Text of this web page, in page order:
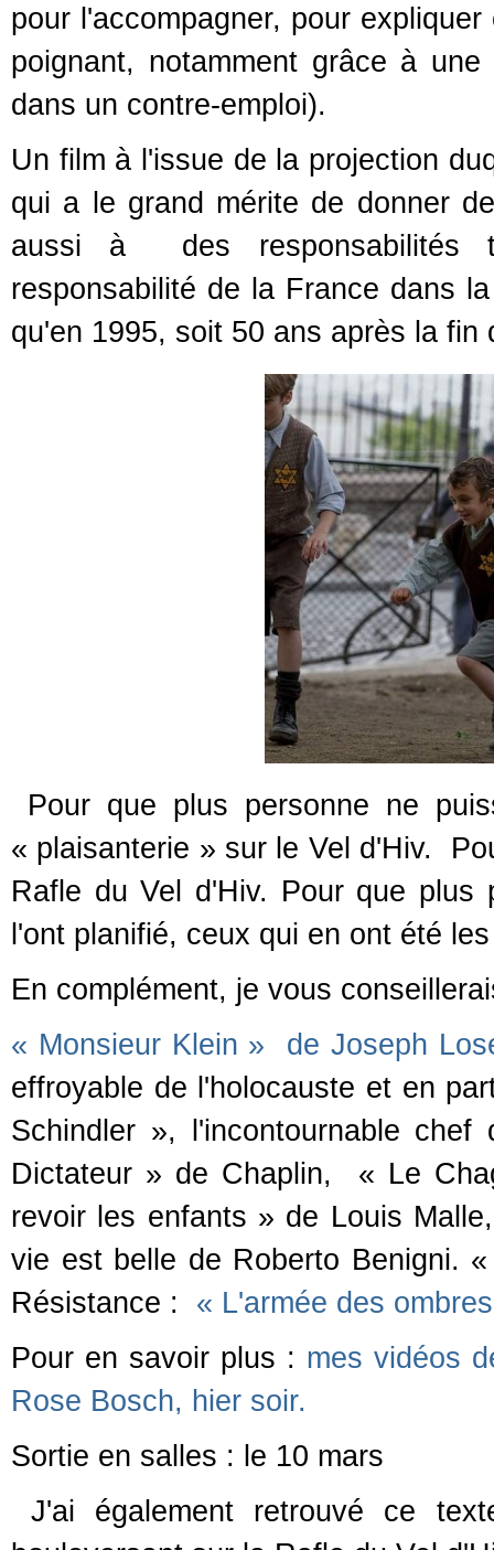
pour l'accompagner, pour
poignant, notamment grâce à
dans un contre-emploi).
Un film à l'issue de la projection
qui a le grand mérite de donner
aussi à des responsabilités
responsabilité de la France dans
qu'en 1995, soit 50 ans après la fin
Pour que plus personne ne
« plaisanterie » sur le Vel d'Hiv.
Rafle du Vel d'Hiv. Pour que plus
l'ont planifié, ceux qui en ont été
En complément, je vous
« Monsieur Klein » de Joseph
effroyable de l'holocauste et en
Schindler », l'incontournable
Dictateur » de Chaplin, « Le
revoir les enfants » de Louis
vie est belle de Roberto Benigni.
Résistance :
« L'armée des
Pour en savoir plus : mes vidéos
Rose Bosch, hier soir.
Sortie en salles : le 10 mars
J'ai également retrouvé ce